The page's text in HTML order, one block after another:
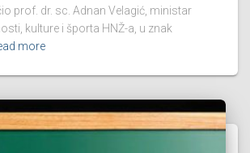
prof. dr. sc. Adnan Velagić, ministar
kulture i športa HNŽ-a, u znak
more